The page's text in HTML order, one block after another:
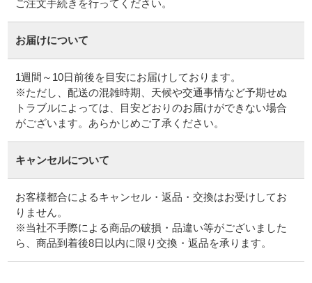
ご注文手続きを行ってください。
お届けについて
1週間～10日前後を目安にお届けしております。
※ただし、配送の混雑時期、天候や交通事情など予期せぬ
トラブルによっては、目安どおりのお届けができない場合
がございます。あらかじめご了承ください。
キャンセルについて
お客様都合によるキャンセル・返品・交換はお受けしてお
りません。
※当社不手際による商品の破損・品違い等がございました
ら、商品到着後8日以内に限り交換・返品を承ります。